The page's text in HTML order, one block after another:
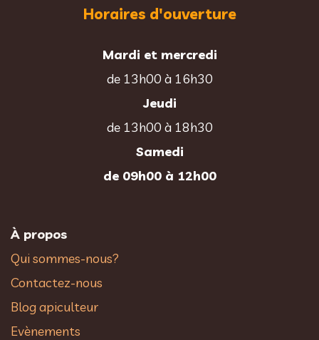
Horaires d'ouverture
Mardi et mercredi
de 13h00 à 16h30
Jeudi
de 13h00 à 18h30
Samedi
de 09h00 à 12h00
À propos
Qui sommes-nous?
Contactez-nous
Blog apiculteur
Evènements